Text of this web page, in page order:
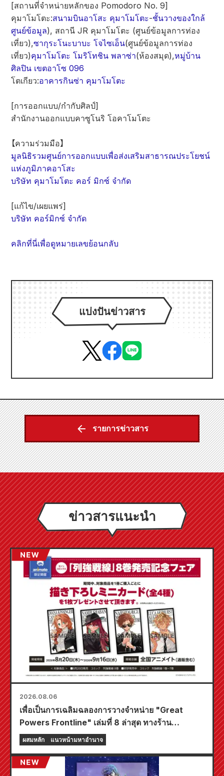
[สถานที่จำหน่ายหลักของ Pomodoro No. 9]
คุมาโมโตะ:สนามบินอาโสะ คุมาโมโตะ-ชั้นวางของใกล้
ศูนย์ข้อมูล), สถานี JR คุมาโมโตะ (ศูนย์ข้อมูลการท่อง
เที่ยว),ซากุระโนะบาบะ โจไซเอ็น(ศูนย์ข้อมูลการท่อง
เที่ยว)คุมาโมโตะ โมริโทชิน พลาซ่า(ห้องสมุด),หมู่บ้าน
ศิลปิน เขตอาโซ 096
โตเกียว:อาคารกินซ่า คุมาโมโตะ
[การออกแบบ/กำกับศิลป์]
สำนักงานออกแบบคาซูโนริ โอคาโมโตะ
【ความร่วมมือ】
มูลนิธิรวมศูนย์การออกแบบเพื่อส่งเสริมสาธารณประโยชน์
แห่งภูมิภาคอาโสะ
บริษัท คุมาโมโตะ คอร์ มิกซ์ จำกัด
[แก้ไข/เผยแพร่]
บริษัท คอร์มิกซ์ จำกัด
คลิกที่นี่เพื่อดูหมายเลขย้อนกลับ
แบ่งปันข่าวสาร
รายการข่าวสาร
ข่าวสารแนะนำ
2026.08.06
เพื่อเป็นการเฉลิมฉลองการวางจำหน่าย "Great
Powers Frontline" เล่มที่ 8 ล่าสุด ทางร้าน
Animate ทั่วประเทศจะจัดงานอีเวนต์พิเศษในช่วง
เวลาจำกัด เริ่มตั้งแต่วันที่ 20 สิงหาคม โดยคุณ
สามารถรับมินิการ์ดสุดพิเศษ (ทั้งหมด 4 แบบ) ได้ที่นี่!
ผสมหลัก แนวหน้ามหาอำนาจ